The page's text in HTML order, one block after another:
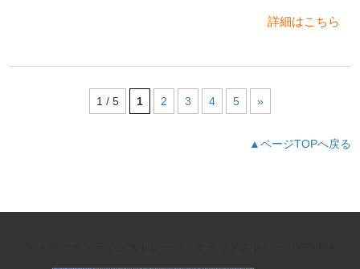
詳細はこちら
1 / 5 1 2 3 4 5 »
▲ページTOPへ戻る